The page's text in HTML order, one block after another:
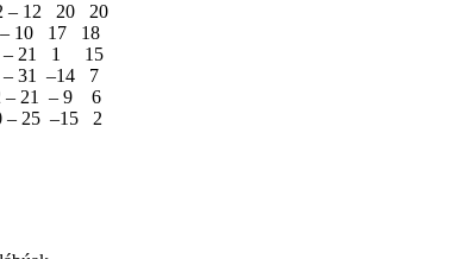
– 12 20 20
17 18
– 21 1 15
–14 7
21 – 9 6
– 25 –15 2